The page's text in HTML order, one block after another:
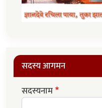
सदस्य आगमन
सदस्यनाम